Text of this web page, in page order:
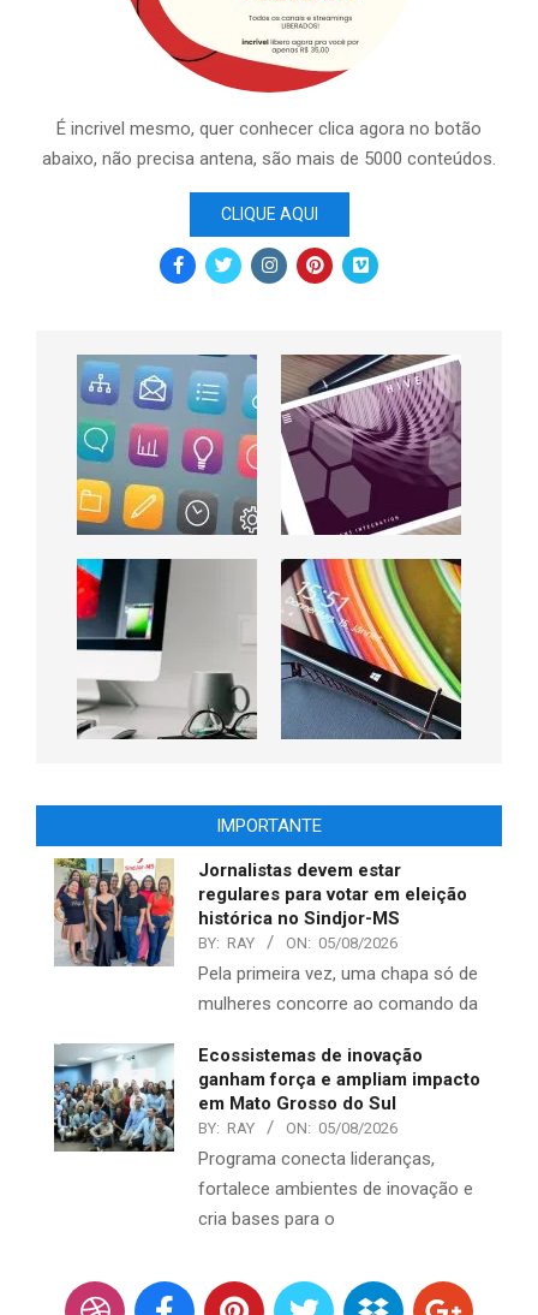
É incrivel mesmo, quer conhecer clica agora no botão
abaixo, não precisa antena, são mais de 5000 conteúdos.
CLIQUE AQUI
IMPORTANTE
Jornalistas devem estar
regulares para votar em eleição
histórica no Sindjor-MS
BY: RAY ON: 05/08/2026
Pela primeira vez, uma chapa só de
mulheres concorre ao comando da
Ecossistemas de inovação
ganham força e ampliam impacto
em Mato Grosso do Sul
BY: RAY ON: 05/08/2026
Programa conecta lideranças,
fortalece ambientes de inovação e
cria bases para o